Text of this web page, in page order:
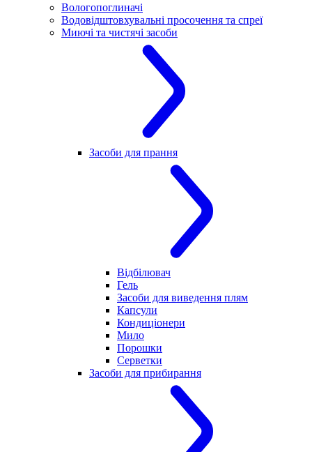
Вологопоглиначі
Водовідштовхувальні просочення та спреї
Миючі та чистячі засоби
Засоби для прання
Відбілювач
Гель
Засоби для виведення плям
Капсули
Кондиціонери
Мило
Порошки
Серветки
Засоби для прибирання